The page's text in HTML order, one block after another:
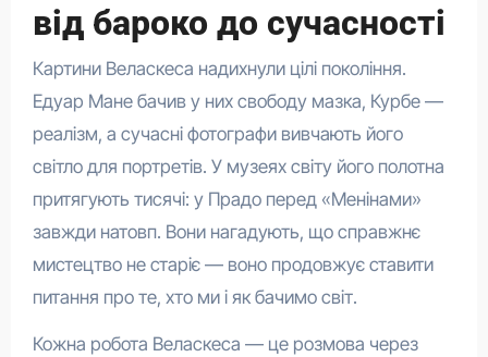
від бароко до сучасності
Картини Веласкеса надихнули цілі покоління.
Едуар Мане бачив у них свободу мазка, Курбе —
реалізм, а сучасні фотографи вивчають його
світло для портретів. У музеях світу його полотна
притягують тисячі: у Прадо перед «Менінами»
завжди натовп. Вони нагадують, що справжнє
мистецтво не старіє — воно продовжує ставити
питання про те, хто ми і як бачимо світ.
Кожна робота Веласкеса — це розмова через